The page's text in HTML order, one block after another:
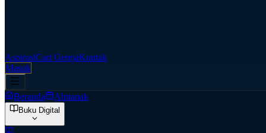
AspirasiCari GerejaKontak
Masuk
Beranda Almanak
Buku Digital